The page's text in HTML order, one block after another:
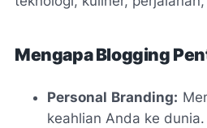
Mengapa Blogging
Personal Branding:
keahlian Anda ke dunia.